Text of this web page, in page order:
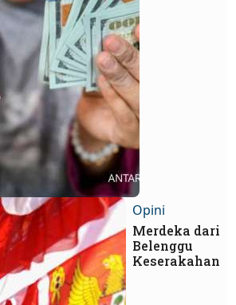
Opini
Merdeka dari
Belenggu
Keserakahan